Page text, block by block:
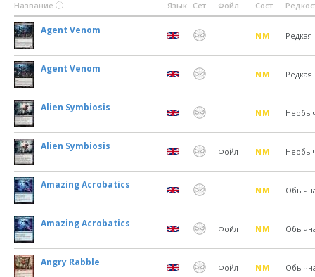
Название Язык Сет Фойл Сост.
Agent Venom NM Редкая
Agent Venom NM Редкая
Alien Symbiosis NM
Alien Symbiosis Фойл NM
Amazing Acrobatics NM
Amazing Acrobatics Фойл NM
Angry Rabble Фойл NM